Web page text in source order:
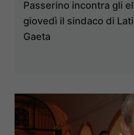
Passerino incontra gli
giovedì il sindaco di
Gaeta